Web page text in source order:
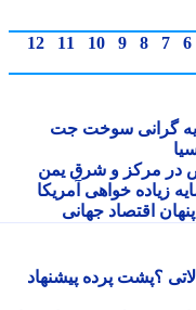
7
8
9
10
11
12
گرانی سوخت جت
مرکز و شرق یمن
خواهی آمریکا
اقتصاد جهانی
؟پشت پرده پیشنهاد